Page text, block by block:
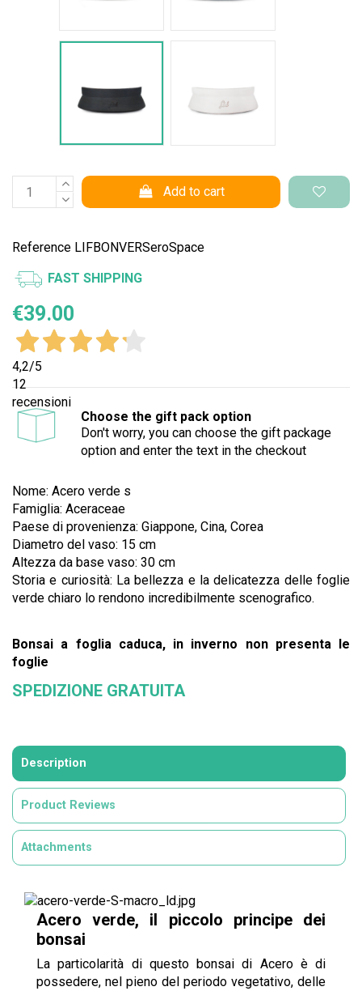
Add to cart
Reference LIFBONVERSeroSpace
FAST SHIPPING
€39.00
4,2/5
12
recensioni
Choose the gift pack option
Don't worry, you can choose the gift package
option and enter the text in the checkout
Nome: Acero verde s
Famiglia: Aceraceae
Paese di provenienza: Giappone, Cina, Corea
Diametro del vaso: 15 cm
Altezza da base vaso: 30 cm
Storia e curiosità: La bellezza e la delicatezza delle foglie
verde chiaro lo rendono incredibilmente scenografico.
Bonsai a foglia caduca, in inverno non presenta le
foglie
SPEDIZIONE GRATUITA
Description
Product Reviews
Attachments
Acero verde, il piccolo principe dei
bonsai
La particolarità di questo bonsai di Acero è di
possedere, nel pieno del periodo vegetativo, delle